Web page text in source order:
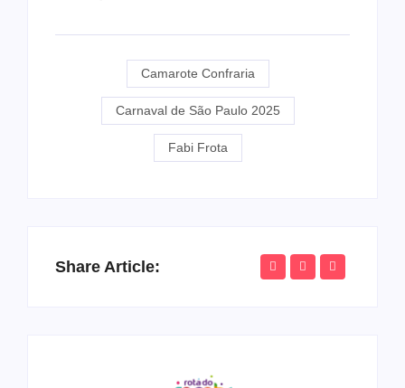
Camarote Confraria
Carnaval de São Paulo 2025
Fabi Frota
Share Article: